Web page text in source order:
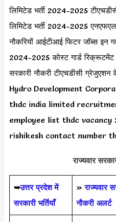
लिमिटेड भर्ती 2024-2025
लिमिटेड भर्ती 2024-2025
नौकरियों आईटीआई फिटर जॉब्स इन
2024-2025 कोस्ट गार्ड
सरकारी नौकरी टीएचडीसी
Hydro Development
thdc india limited
employee list thdc vacancy
rishikesh contact number
राज्यवार
➥उत्तर प्रदेश में
सरकारी भर्तियाँ
»राज्यवार
नौकरी अलर्ट